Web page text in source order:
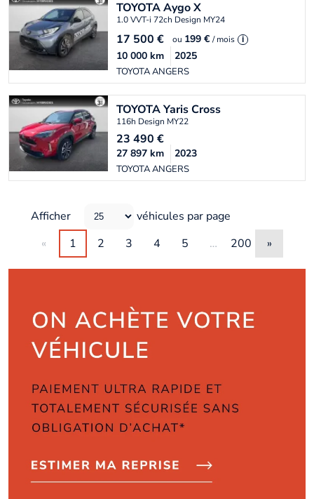
TOYOTAAygo X
1.0 VVT-i 72ch Design MY24
17 500 € ou 199 € / mois i
TOYOTA ANGERS
10 000 km 2025
TOYOTAYaris Cross
116h Design MY22
23 490 €
TOYOTA ANGERS
27 897 km 2023
Afficher
véhicules par page
«
1 2 3 4 5 … 200 »